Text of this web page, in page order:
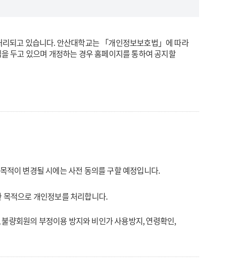
되고 있습니다. 안산대학교는 「개인정보보호법」에 따라
두고 있으며 개정하는 경우 홈페이지를 통하여 공지할
적이 변경될 시에는 사전 동의를 구할 예정입니다.
적으로 개인정보를 처리합니다.
량회원의 부정이용 방지와 비인가 사용방지, 연령확인,